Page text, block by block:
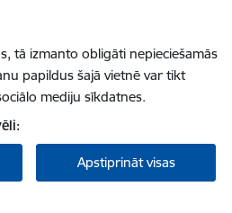
tā izmanto obligāti nepieciešamās
papildus šajā vietnē var tikt
mediju sīkdatnes.
Apstiprināt visas